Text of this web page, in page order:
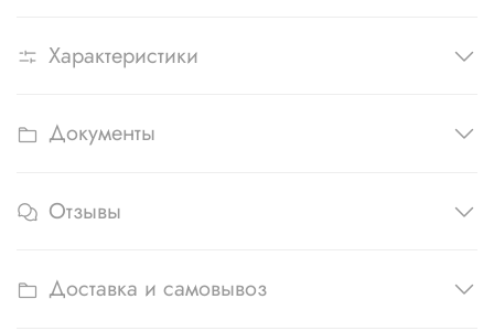
Характеристики
Документы
Отзывы
Доставка и самовывоз